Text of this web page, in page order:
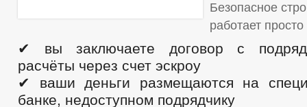
Безопасное
работает просто
✔ вы заключаете договор с
расчёты через счет эскроу
✔ ваши деньги размещаются на
банке, недоступном подрядчику